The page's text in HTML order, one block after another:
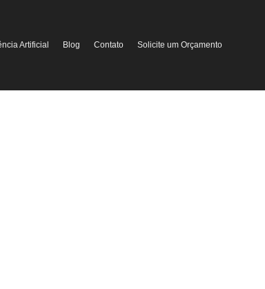
Artificial Blog Contato Solicite um Orçamento